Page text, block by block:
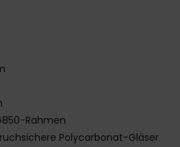
Rahmen
Polycarbonat-Gläser